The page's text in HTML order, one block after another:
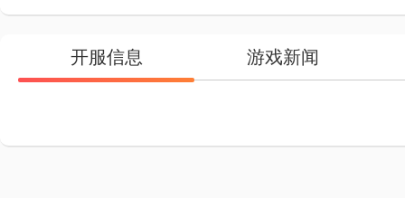
开服信息 游戏新闻